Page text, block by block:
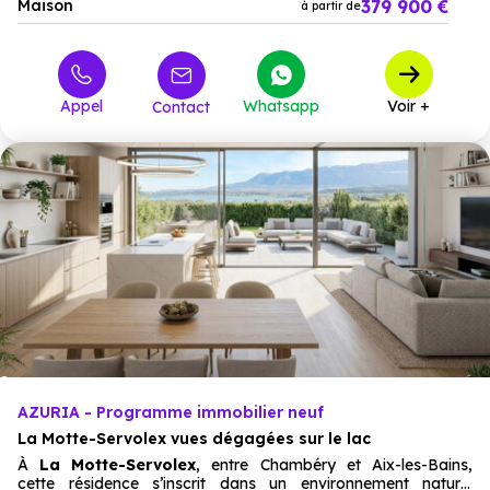
Maison à partir de379 900 €
Appel Contact Whatsapp Voir +
AZURIA - Programme immobilier neuf
La Motte-Servolex vues dégagées sur le lac
À La Motte-Servolex, entre Chambéry et Aix-les-Bains,
cette résidence s’inscrit dans un environnement naturel